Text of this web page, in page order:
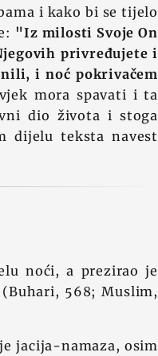
i kako bi se tijelo
"Iz milosti Svoje On
privređujete i
i noć pokrivačem
mora spavati i ta
dio života i stoga
dijelu teksta navest
noći, a prezirao je
568; Muslim,
jacija-namaza, osim